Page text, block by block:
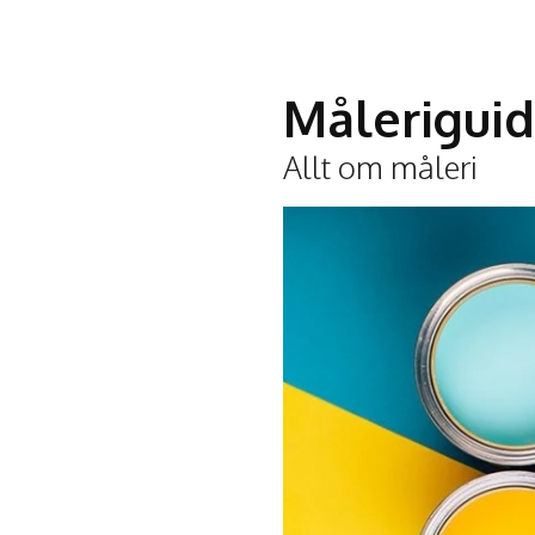
Allt om måleri